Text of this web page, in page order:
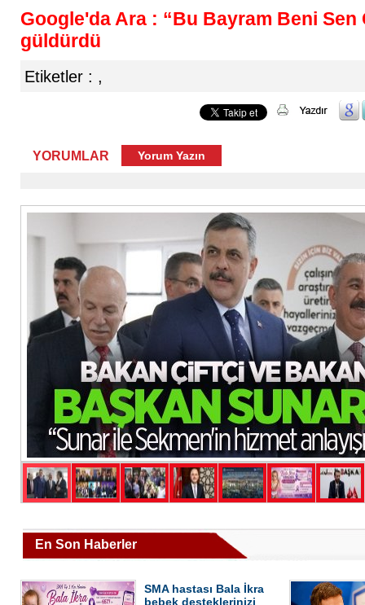
Google'da Ara : “Bu Bayram Beni
güldürdü
Etiketler : ,
YORUMLAR Yorum Yazın
En Son Haberler
SMA hastası Bala İkra
bebek desteklerinizi